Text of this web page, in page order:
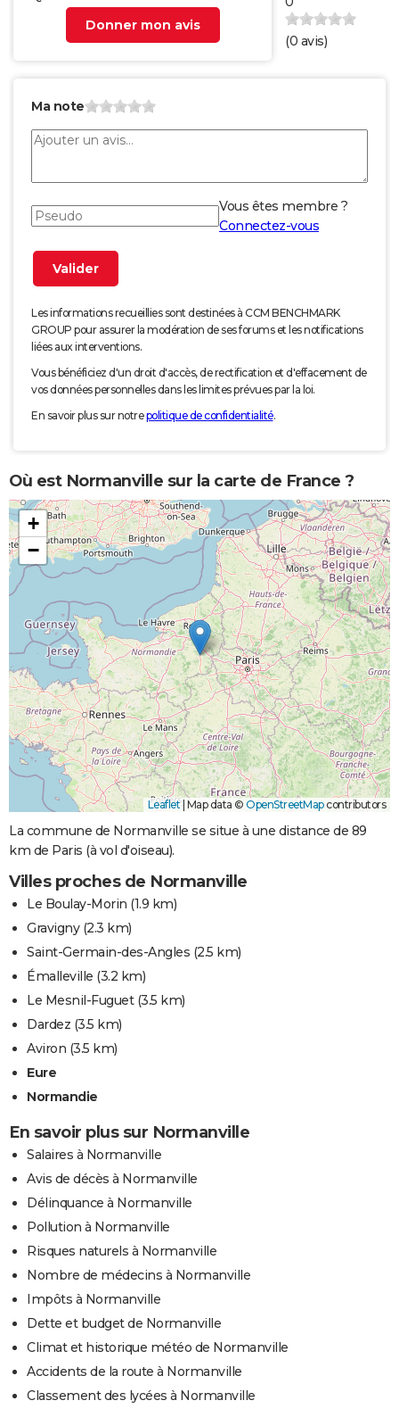
Donner mon avis
(0 avis)
Ma note
Vous êtes membre ?
Connectez-vous
Les informations recueillies sont destinées à CCM BENCHMARK
GROUP pour assurer la modération de ses forums et les notifications
liées aux interventions.
Vous bénéficiez d'un droit d'accès, de rectification et d'effacement de
vos données personnelles dans les limites prévues par la loi.
En savoir plus sur notrepolitique de confidentialité.
Où est Normanville sur la carte de France ?
+
−
Leaflet Map data © OpenStreetMapcontributors
La commune de Normanville se situe à une distance de 89
km de Paris (à vol d'oiseau).
Villes proches de Normanville
Le Boulay-Morin (1.9 km)
Gravigny(2.3 km)
Saint-Germain-des-Angles (2.5 km)
Émalleville (3.2 km)
Le Mesnil-Fuguet(3.5 km)
Dardez (3.5 km)
Aviron (3.5 km)
Eure
Normandie
En savoir plus sur Normanville
Salaires à Normanville
Avis de décès à Normanville
Délinquance à Normanville
Pollution à Normanville
Risques naturels à Normanville
Nombre de médecins à Normanville
Impôts à Normanville
Dette et budget de Normanville
Climat et historique météo de Normanville
Accidents de la route à Normanville
Classement des lycées à Normanville